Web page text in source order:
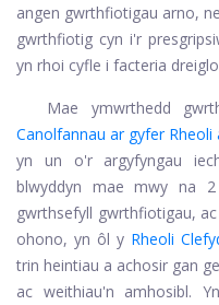
angen gwrthfiotigau arno,
gwrthfiotig cyn i'r
yn rhoi cyfle i facteria
Mae ymwrthedd
Canolfannau ar gyfer Rheoli
yn un o'r argyfyngau
blwyddyn mae mwy na
gwrthsefyll gwrthfiotigau,
ohono, yn ôl y Rheoli
trin heintiau a achosir gan
ac weithiau'n amhosibl.